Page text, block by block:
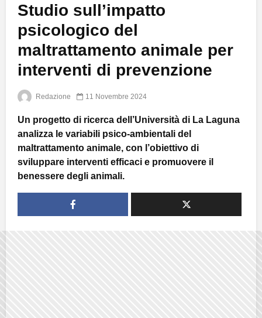
Studio sull’impatto
psicologico del
maltrattamento animale per
interventi di prevenzione
Redazione 11 Novembre 2024
Un progetto di ricerca dell’Università di La Laguna
analizza le variabili psico-ambientali del
maltrattamento animale, con l’obiettivo di
sviluppare interventi efficaci e promuovere il
benessere degli animali.